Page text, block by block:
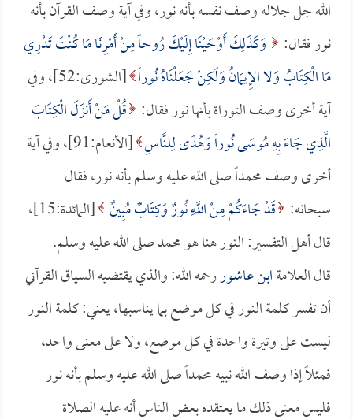
الله جل جلاله وصف نفسه بأنه نور، وفي آية وصف القرآن بأنه
نور فقال:
وَكَذَلِكَ أَوْحَيْنَا إِلَيْكَ رُوحاً مِنْ أَمْرِنَا مَا كُنْتَ تَدْرِي
مَا الْكِتَابُ وَلا الإِيمَانُ وَلَكِنْ جَعَلْنَاهُ نُوراً
[الشورى:52]، وفي
آية أخرى وصف التوراة بأنها نور فقال: قُلْ مَنْ أَنزَلَ الْكِتَابَ
الَّذِي جَاءَ بِهِ مُوسَى نُوراً وَهُدًى لِلنَّاسِ
[الأنعام:91]، وفي آية
أخرى وصف محمداً صلى الله عليه وسلم بأنه نور، فقال
سبحانه: قَدْ جَاءَكُمْ مِنْ اللَّهِ نُورٌ وَكِتَابٌ مُبِينٌ
[المائدة:15]،
قال أهل التفسير: النور هنا هو محمد صلى الله عليه وسلم.
قال العلامةابن عاشوررحمه الله: والذي يقتضيه السياق القرآني
أن تفسر كلمة النور في كل موضع بما يناسبها، يعني: كلمة النور
ليست على وتيرة واحدة في كل موضع، ولا على معنى واحد،
فمثلاً إذا وصف الله نبيه محمداً صلى الله عليه وسلم بأنه نور
فليس معنى ذلك ما يعتقده بعض الناس أنه عليه الصلاة